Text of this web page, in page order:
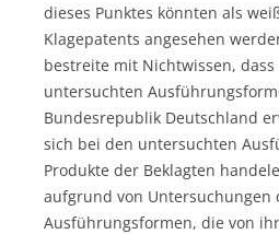
dieses Punktes könnten als
Klagepatents angesehen
bestreite mit Nichtwissen,
untersuchten
Bundesrepublik Deutschland
sich bei den untersuchten
Produkte der Beklagten
aufgrund von Untersuchungen
Ausführungsformen, die von